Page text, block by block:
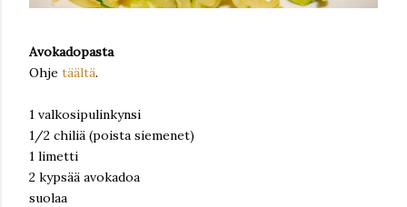
Avokadopasta
Ohje täältä.
1 valkosipulinkynsi
1/2 chiliä (poista siemenet)
1 limetti
2 kypsää avokadoa
suolaa